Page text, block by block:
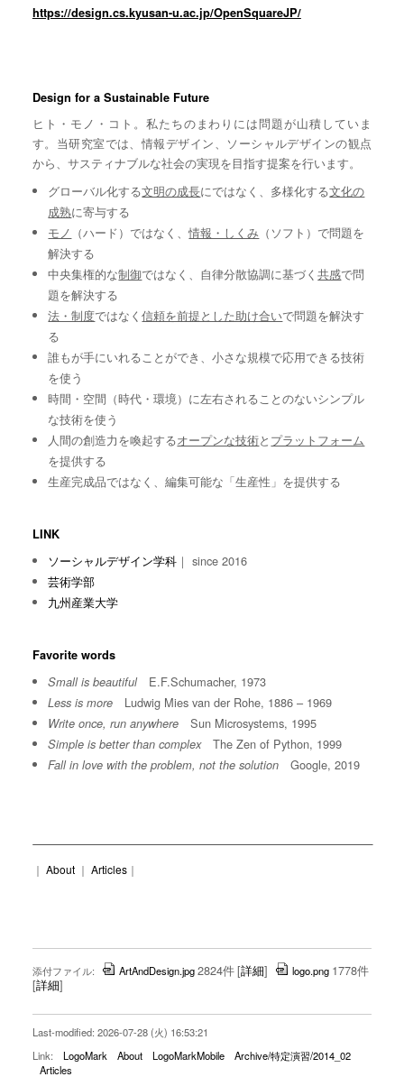
https://design.cs.kyusan-u.ac.jp/OpenSquareJP/
Design for a Sustainable Future
ヒト・モノ・コト。私たちのまわりには問題が山積していま
す。当研究室では、情報デザイン、ソーシャルデザインの観点
から、サスティナブルな社会の実現を目指す提案を行います。
グローバル化する文明の成長にではなく、多様化する文化の
成熟に寄与する
モノ （ハード）ではなく、情報・しくみ （ソフト）で問題を
解決する
中央集権的な制御ではなく、自律分散協調に基づく共感で問
題を解決する
法・制度ではなく信頼を前提とした助け合いで問題を解決す
る
誰もが手にいれることができ、小さな規模で応用できる技術
を使う
時間・空間（時代・環境）に左右されることのないシンプル
な技術を使う
人間の創造力を喚起するオープンな技術と プラットフォーム
を提供する
生産完成品ではなく、編集可能な「生産性」を提供する
LINK
ソーシャルデザイン学科 ｜ since 2016
芸術学部
九州産業大学
Favorite words
Small is beautifulE.F.Schumacher, 1973
Less is more Ludwig Mies van der Rohe, 1886 – 1969
Write once, run anywhere Sun Microsystems, 1995
Simple is better than complexThe Zen of Python, 1999
Fall in love with the problem, not the solution Google, 2019
｜ About｜ Articles｜
添付ファイル: ArtAndDesign.jpg2824件[詳細] logo.png 1778件
[詳細]
Last-modified: 2026-07-28 (火) 16:53:21
Link:
LogoMark About LogoMarkMobile
Archive/特定演習/2014_02
Articles